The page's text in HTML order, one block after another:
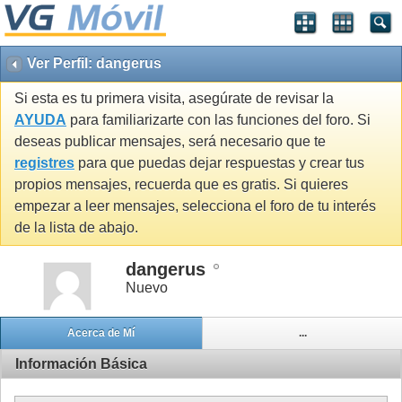
Ver Perfil: dangerus
Si esta es tu primera visita, asegúrate de revisar la
AYUDA para familiarizarte con las funciones del foro. Si
deseas publicar mensajes, será necesario que te
registres para que puedas dejar respuestas y crear tus
propios mensajes, recuerda que es gratis. Si quieres
empezar a leer mensajes, selecciona el foro de tu interés
de la lista de abajo.
dangerus
Nuevo
Acerca de Mí ...
Información Básica